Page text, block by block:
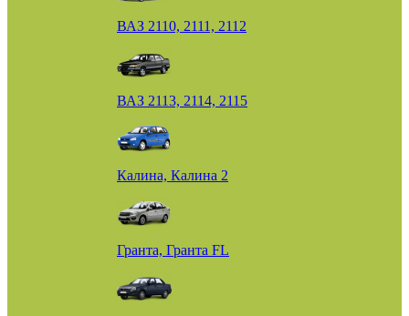
ВАЗ 2110, 2111, 2112
ВАЗ 2113, 2114, 2115
Калина, Калина 2
Гранта, Гранта FL